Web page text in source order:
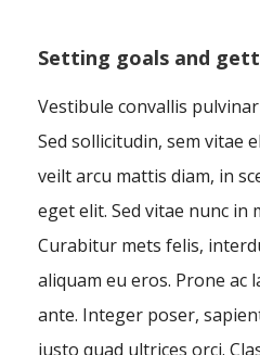
Setting goals and
Vestibule convallis
Sed sollicitudin, sem vitae
veilt arcu mattis diam, in
eget elit. Sed vitae nunc in
Curabitur mets felis,
aliquam eu eros. Prone ac
ante. Integer poser,
justo quad ultrices orci.